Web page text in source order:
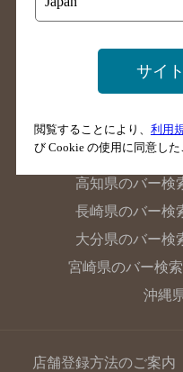
広島県のバー検
島根県のバー検
香川県のバー検
高知県のバー検
長崎県のバー検
大分県のバー検
宮崎県のバー検索
沖縄
店舗登録方法のご案内
サイ
閲覧することにより、 利用
び Cookie の使用に同意した